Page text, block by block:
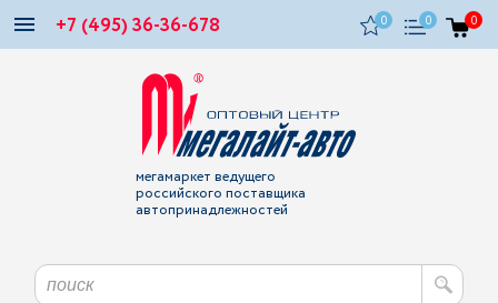
+7 (495) 36-36-678 0 0 0
мегамаркет ведущего
российского поставщика
автопринадлежностей